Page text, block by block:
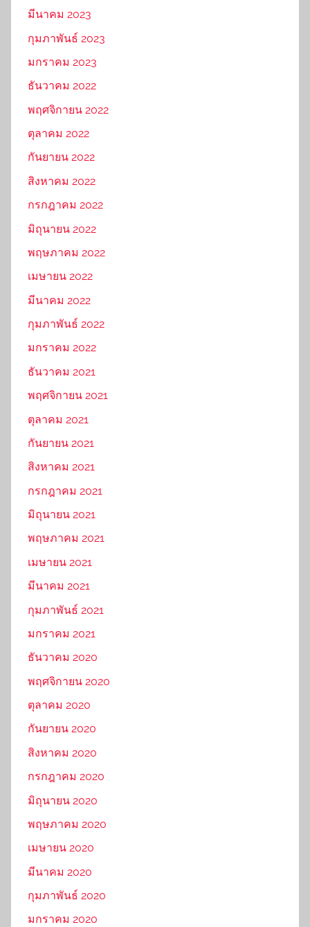
มีนาคม 2023
กุมภาพันธ์ 2023
มกราคม 2023
ธันวาคม 2022
พฤศจิกายน 2022
ตุลาคม 2022
กันยายน 2022
สิงหาคม 2022
กรกฎาคม 2022
มิถุนายน 2022
พฤษภาคม 2022
เมษายน 2022
มีนาคม 2022
กุมภาพันธ์ 2022
มกราคม 2022
ธันวาคม 2021
พฤศจิกายน 2021
ตุลาคม 2021
กันยายน 2021
สิงหาคม 2021
กรกฎาคม 2021
มิถุนายน 2021
พฤษภาคม 2021
เมษายน 2021
มีนาคม 2021
กุมภาพันธ์ 2021
มกราคม 2021
ธันวาคม 2020
พฤศจิกายน 2020
ตุลาคม 2020
กันยายน 2020
สิงหาคม 2020
กรกฎาคม 2020
มิถุนายน 2020
พฤษภาคม 2020
เมษายน 2020
มีนาคม 2020
กุมภาพันธ์ 2020
มกราคม 2020